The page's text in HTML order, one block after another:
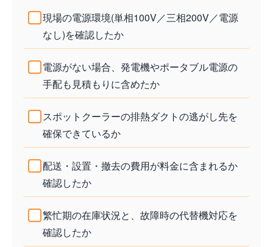
現場の電源環境(単相100V／三相200V／電源
なし)を確認したか
電源がない場合、発電機やポータブル電源の
手配も見積もりに含めたか
スポットクーラーの排熱ダクトの逃がし先を
確保できているか
配送・設置・撤去の費用が料金に含まれるか
確認したか
繁忙期の在庫状況と、故障時の代替機対応を
確認したか